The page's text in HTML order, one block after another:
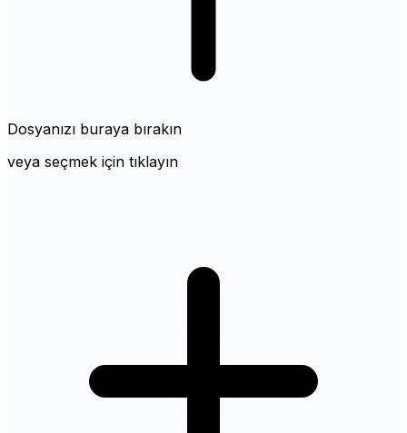
Dosyanızı buraya bırakın
veya seçmek için tıklayın